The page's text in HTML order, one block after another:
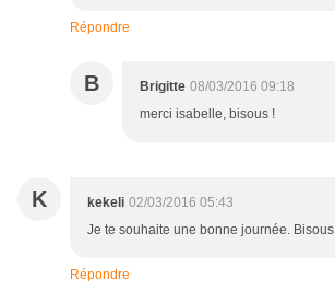
Répondre
B Brigitte 08/03/2016 09:18
merci isabelle, bisous !
K kekeli 02/03/2016 05:43
Je te souhaite une bonne journée. Bisous
Répondre